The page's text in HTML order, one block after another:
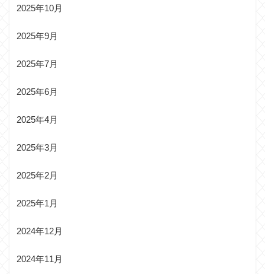
2025年10月
2025年9月
2025年7月
2025年6月
2025年4月
2025年3月
2025年2月
2025年1月
2024年12月
2024年11月